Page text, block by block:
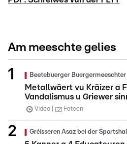
Am meeschte gelies
Beetebuerger Buergermeeschter
Metallwäert vu Kräizer a
Vandalismus u Griewer
Video Fotoen
Gréisseren Asaz bei der